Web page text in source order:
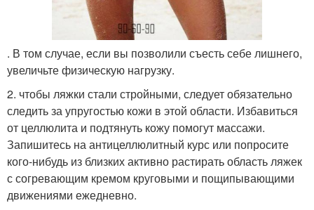
. В том случае, если вы позволили съесть себе лишнего,
увеличьте физическую нагрузку.
2. чтобы ляжки стали стройными, следует обязательно
следить за упругостью кожи в этой области. Избавиться
от целлюлита и подтянуть кожу помогут массажи.
Запишитесь на антицеллюлитный курс или попросите
кого-нибудь из близких активно растирать область ляжек
с согревающим кремом круговыми и пощипывающими
движениями ежедневно.